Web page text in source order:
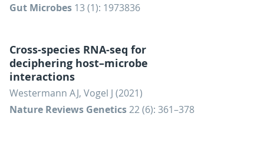
Gut Microbes 13 (1): 1973836
Cross-species RNA-seq for
deciphering host–microbe
interactions
Westermann AJ, Vogel J (2021)
Nature Reviews Genetics22 (6): 361–378